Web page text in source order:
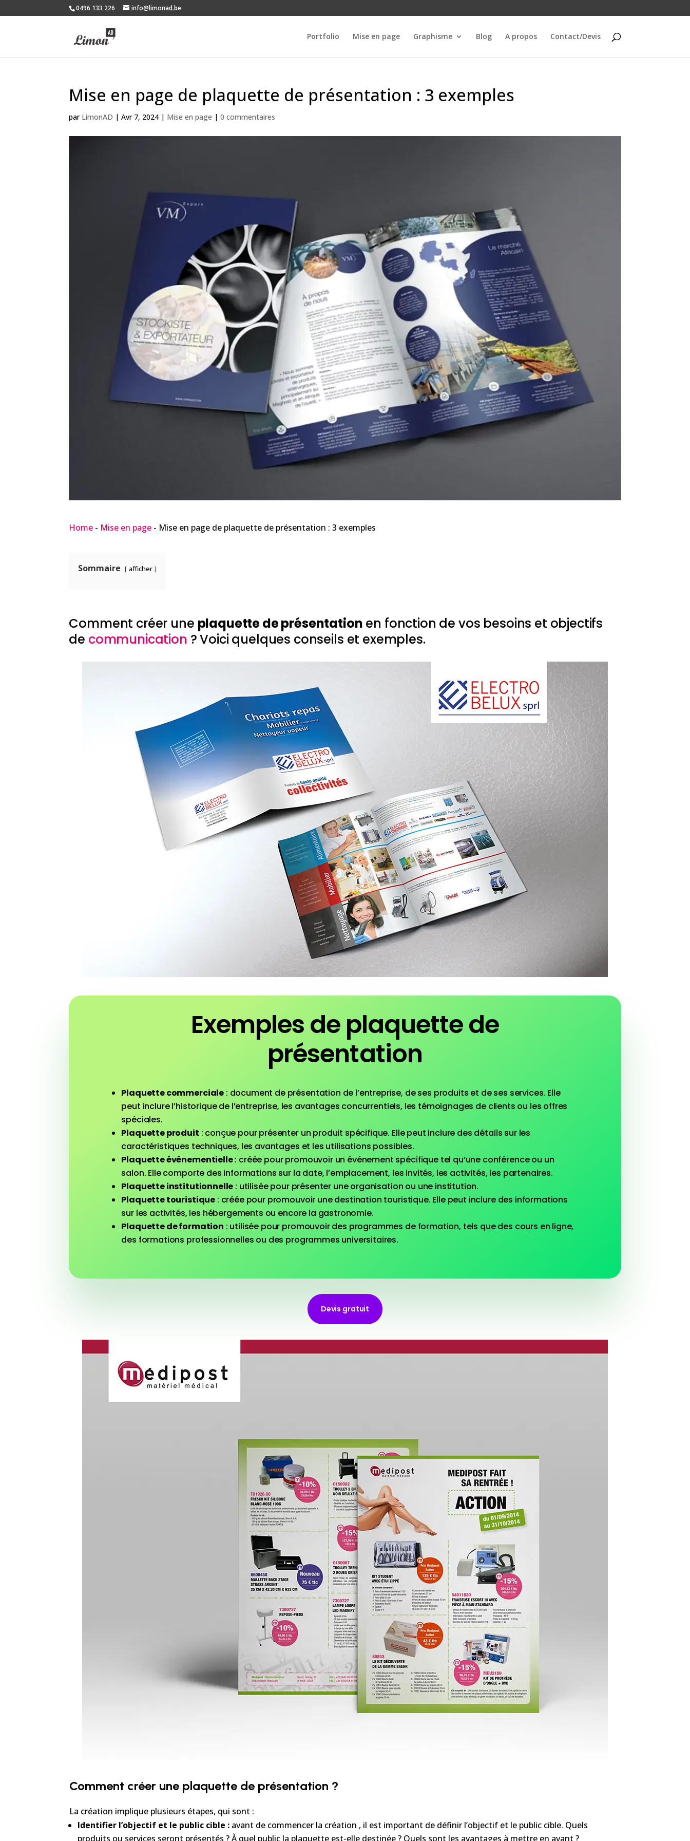
0496 133 226 info@limonad.be
Portfolio Mise en page Graphisme Blog A propos Contact/Devis
Mise en page de plaquette de présentation : 3 exemples
par LimonAD |Avr 7, 2024 | Mise en page |0 commentaires
Home - Mise en page - Mise en page de plaquette de présentation : 3 exemples
Sommaire afficher
Comment créer une plaquette de présentation en fonction de vos besoins et objectifs
de communication ? Voici quelques conseils et exemples.
Exemples de plaquette de
présentation
Plaquette commerciale : document de présentation de l’entreprise, de ses produits et de ses services. Elle
peut inclure l’historique de l’entreprise, les avantages concurrentiels, les témoignages de clients ou les offres
spéciales.
Plaquette produit : conçue pour présenter un produit spécifique. Elle peut inclure des détails sur les
caractéristiques techniques, les avantages et les utilisations possibles.
Plaquette événementielle: créée pour promouvoir un événement spécifique tel qu’une conférence ou un
salon. Elle comporte des informations sur la date, l’emplacement, les invités, les activités, les partenaires.
Plaquette institutionnelle : utilisée pour présenter une organisation ou une institution.
Plaquette touristique : créée pour promouvoir une destination touristique. Elle peut inclure des informations
sur les activités, les hébergements ou encore la gastronomie.
Plaquette de formation : utilisée pour promouvoir des programmes de formation, tels que des cours en ligne,
des formations professionnelles ou des programmes universitaires.
Devis gratuit
Comment créer une plaquette de présentation ?
La création implique plusieurs étapes, qui sont :
Identifier l’objectif et le public cible : avant de commencer la création , il est important de définir l’objectif et le public cible. Quels
produits ou services seront présentés ? À quel public la plaquette est-elle destinée ? Quels sont les avantages à mettre en avant ?